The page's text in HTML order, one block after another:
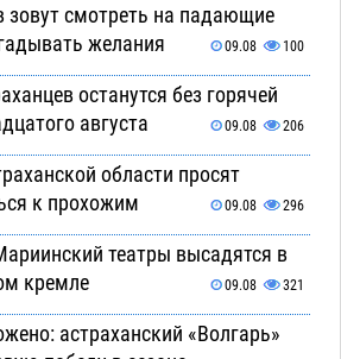
зовут смотреть на падающие
желания
09.08 100
останутся без горячей
августа
09.08 206
области просят
к прохожим
09.08 296
театры высадятся в
кремле
09.08 321
астраханский «Волгарь»